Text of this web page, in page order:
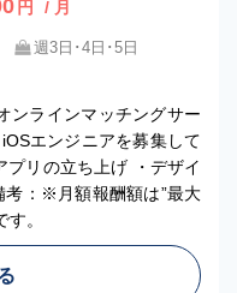
円 / 月
週3日･4日･5日
ンラインマッチングサー
エンジニアを募集して
プリの立ち上げ ・デザイ
考：※月額報酬額は”最大
。